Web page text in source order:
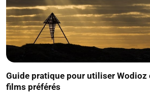
Guide pratique pour utiliser Wodioz
films préférés